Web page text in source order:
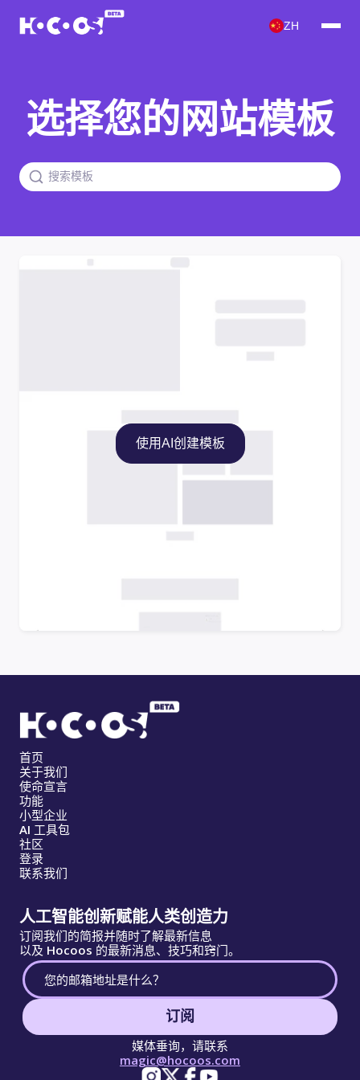
ZH
选择您的网站模板
使用AI创建模板
首页
关于我们
使命宣言
功能
小型企业
AI 工具包
社区
登录
联系我们
人工智能创新赋能人类创造力
订阅我们的简报并随时了解最新信息
以及 Hocoos 的最新消息、技巧和窍门。
订阅
媒体垂询，请联系
magic@hocoos.com